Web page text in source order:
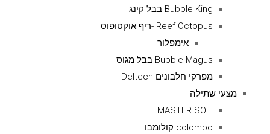
Bubble King בבל קינג
Reef Octopus -ריף אוקטופוס
אימפלור
Bubble-Magus בבל מגוס
מפרקי חלבונים Deltech
מצעי שתילה
MASTER SOIL
colombo קולומבו